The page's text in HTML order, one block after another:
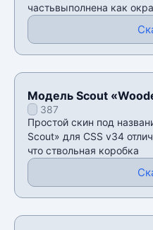
частьвыполнена как
Модель Scout
CSS v34
387
Простой скин под
Scout» для CSS v34
что ствольная коробка